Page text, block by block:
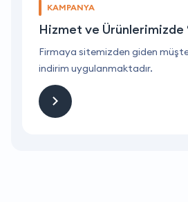
KAMPANYA
Hizmet ve Ürünlerimizde
Firmaya sitemizden giden
indirim uygulanmaktadır.